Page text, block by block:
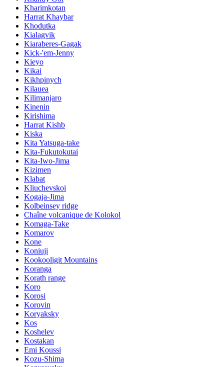
Kharimkotan
Harrat Khaybar
Khodutka
Kialagvik
Kiaraberes-Gagak
Kick-'em-Jenny
Kieyo
Kikai
Kikhpinych
Kilauea
Kilimanjaro
Kinenin
Kirishima
Harrat Kishb
Kiska
Kita Yatsuga-take
Kita-Fukutokutai
Kita-Iwo-Jima
Kizimen
Klabat
Kliuchevskoi
Kogaja-Jima
Kolbeinsey ridge
Chaîne volcanique de Kolokol
Komaga-Take
Komarov
Kone
Koniuji
Kookooligit Mountains
Koranga
Korath range
Koro
Korosi
Korovin
Koryaksky
Kos
Koshelev
Kostakan
Emi Koussi
Kozu-Shima